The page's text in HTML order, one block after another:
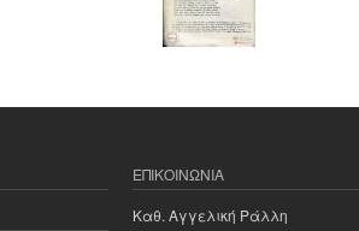
ΕΠΙΚΟΙΝΩΝΊΑ
Καθ. Αγγελική Ράλλη